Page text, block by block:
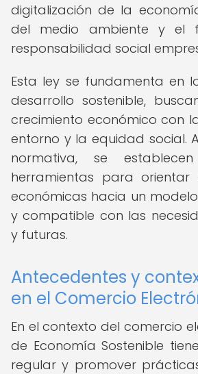
digitalización de la
del medio ambiente y el
responsabilidad social
Esta ley se fundamenta en
desarrollo sostenible,
crecimiento económico con
entorno y la equidad social.
normativa, se
herramientas para orientar
económicas hacia un
y compatible con las
y futuras.
Antecedentes y
en el Comercio
En el contexto del comercio
de Economía Sostenible
regular y promover